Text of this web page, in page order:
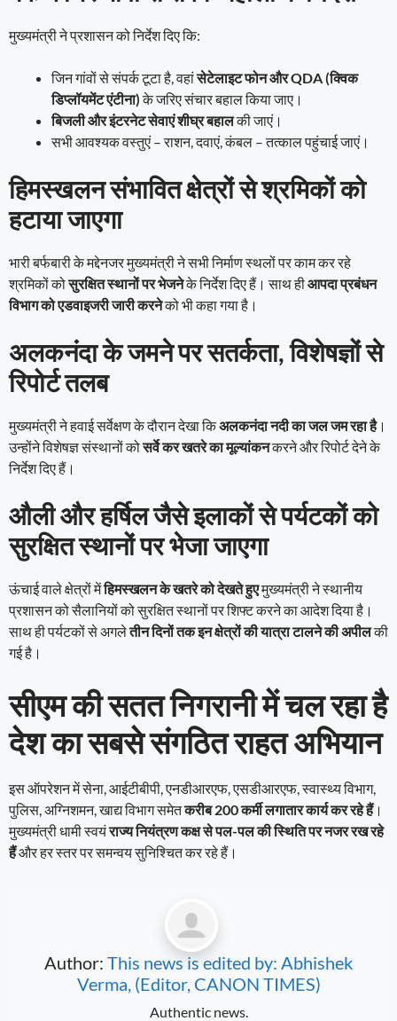
मुख्यमंत्री ने प्रशासन को निर्देश दिए कि:
जिन गांवों से संपर्क टूटा है, वहांसेटेलाइट फोन और QDA (क्विक
डिप्लॉयमेंट एंटीना)के जरिए संचार बहाल किया जाए।
बिजली और इंटरनेट सेवाएं शीघ्र बहालकी जाएं।
सभी आवश्यक वस्तुएं – राशन, दवाएं, कंबल – तत्काल पहुंचाई जाएं।
हिमस्खलन संभावित क्षेत्रों से श्रमिकों को
हटाया जाएगा
भारी बर्फबारी के मद्देनजर मुख्यमंत्री ने सभी निर्माण स्थलों पर काम कर रहे
श्रमिकों कोसुरक्षित स्थानों पर भेजनेके निर्देश दिए हैं। साथ हीआपदा प्रबंधन
विभाग को एडवाइजरी जारी करनेको भी कहा गया है।
अलकनंदा के जमने पर सतर्कता, विशेषज्ञों से
रिपोर्ट तलब
मुख्यमंत्री ने हवाई सर्वेक्षण के दौरान देखा किअलकनंदा नदी का जल जम रहा है।
उन्होंने विशेषज्ञ संस्थानों कोसर्वे कर खतरे का मूल्यांकनकरने और रिपोर्ट देने के
निर्देश दिए हैं।
औली और हर्षिल जैसे इलाकों से पर्यटकों को
सुरक्षित स्थानों पर भेजा जाएगा
ऊंचाई वाले क्षेत्रों मेंहिमस्खलन के खतरे को देखते हुएमुख्यमंत्री ने स्थानीय
प्रशासन को सैलानियों को सुरक्षित स्थानों पर शिफ्ट करने का आदेश दिया है।
साथ ही पर्यटकों से अगलेतीन दिनों तक इन क्षेत्रों की यात्रा टालने की अपीलकी
गई है।
सीएम की सतत निगरानी में चल रहा है
देश का सबसे संगठित राहत अभियान
इस ऑपरेशन में सेना, आईटीबीपी, एनडीआरएफ, एसडीआरएफ, स्वास्थ्य विभाग,
पुलिस, अग्निशमन, खाद्य विभाग समेतकरीब 200 कर्मी लगातार कार्य कर रहे हैं।
मुख्यमंत्री धामी स्वयंराज्य नियंत्रण कक्ष से पल-पल की स्थिति पर नजर रख रहे
हैंऔर हर स्तर पर समन्वय सुनिश्चित कर रहे हैं।
Author: This news is edited by: Abhishek
Verma, (Editor, CANON TIMES)
Authentic news.